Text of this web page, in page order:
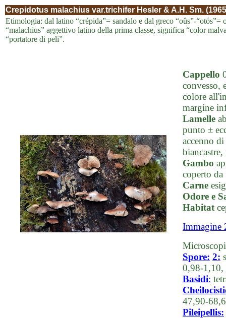
Crepidotus malachius var.trichifer Hesler & A.H. Sm.
Etimologia: dal latino “crépida”= sandalo e dal greco “oûs”-
“malachius” aggettivo latino della prima classe, significa “color
“portatore di peli”.
Cappello
convesso,
colore
margine
Lamelle
punto ±
accenno
Gambo
coperto
Carne
Odore e
Habitat
Immagine
Spore: 2:
0,98-
Basidi:
47,90-
Pileipellis: